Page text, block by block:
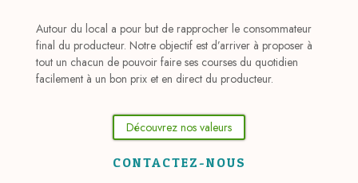
Autour du local a pour but de rapprocher le consommateur
final du producteur. Notre objectif est d’arriver à proposer à
tout un chacun de pouvoir faire ses courses du quotidien
facilement à un bon prix et en direct du producteur.
Découvrez nos valeurs
CONTACTEZ-NOUS